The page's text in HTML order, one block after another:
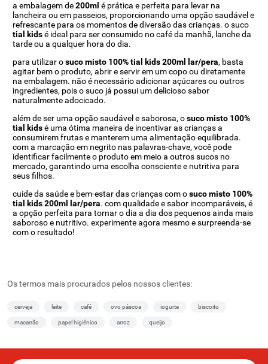
a embalagem de200ml é prática e perfeita para levar na
lancheira ou em passeios, proporcionando uma opção saudável e
refrescante para os momentos de diversão das crianças. o suco
tial kidsé ideal para ser consumido no café da manhã, lanche da
tarde ou a qualquer hora do dia.
para utilizar osuco misto 100% tial kids 200ml lar/pera, basta
agitar bem o produto, abrir e servir em um copo ou diretamente
na embalagem. não é necessário adicionar açúcares ou outros
ingredientes, pois o suco já possui um delicioso sabor
naturalmente adocicado.
além de ser uma opção saudável e saborosa, osuco misto 100%
tial kidsé uma ótima maneira de incentivar as crianças a
consumirem frutas e manterem uma alimentação equilibrada.
com a marcação em negrito nas palavras-chave, você pode
identificar facilmente o produto em meio a outros sucos no
mercado, garantindo uma escolha consciente e nutritiva para
seus filhos.
cuide da saúde e bem-estar das crianças com osuco misto 100%
tial kids 200ml lar/pera. com qualidade e sabor incomparáveis, é
a opção perfeita para tornar o dia a dia dos pequenos ainda mais
saboroso e nutritivo. experimente agora mesmo e surpreenda-se
com o resultado!
veja também